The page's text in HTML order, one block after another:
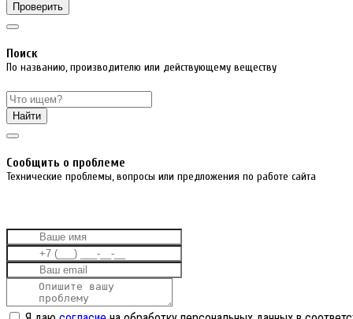
Проверить
Поиск
По названию, производителю или действующему веществу
Найти
Cообщить о проблеме
Технические проблемы, вопросы или предложения по работе сайта